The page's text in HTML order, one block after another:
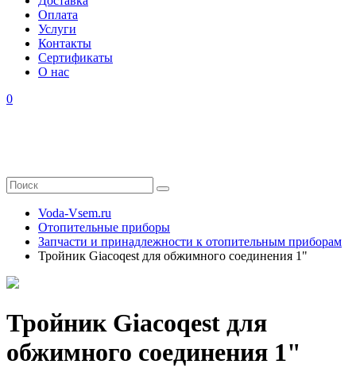
Оплата
Услуги
Контакты
Cертификаты
О нас
0
Voda-Vsem.ru
Отопительные приборы
Запчасти и принадлежности к отопительным приборам
Тройник Giacoqest для обжимного соединения 1"
Тройник Giacoqest для
обжимного соединения 1"